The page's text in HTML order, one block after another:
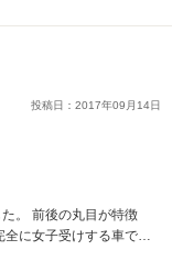
投稿日： 2017年09 月 14日
。 前後の丸目が特徴
に女子受けする車です